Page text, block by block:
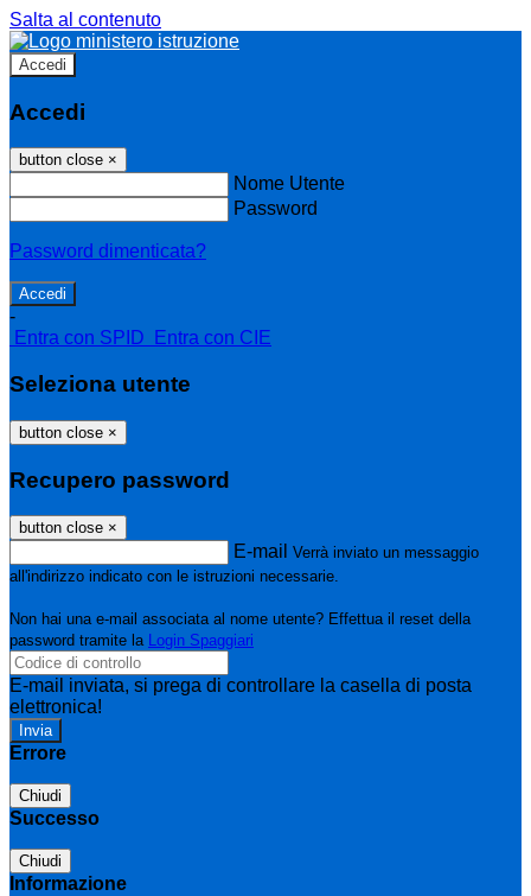
Salta al contenuto
Accedi
Accedi
button close ×
Nome Utente
Password
Password dimenticata?
-
Entra con SPID
Entra con CIE
Seleziona utente
button close ×
Recupero password
button close ×
E-mail Verrà inviato un messaggio
all'indirizzo indicato con le istruzioni necessarie.
Non hai una e-mail associata al nome utente? Effettua il reset della
password tramite la Login Spaggiari
E-mail inviata, si prega di controllare la casella di posta
elettronica!
Errore
Chiudi
Successo
Chiudi
Informazione